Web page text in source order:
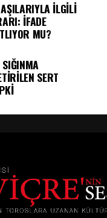
İLGİLİ
İFADE
MU?
SIĞINMA
SERT